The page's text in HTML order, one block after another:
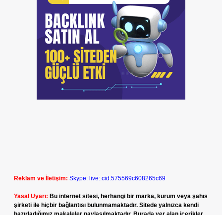
Reklam ve İletişim: Skype: live:.cid.575569c608265c69
Yasal Uyarı: Bu internet sitesi, herhangi bir marka, kurum veya şahıs
şirketi ile hiçbir bağlantısı bulunmamaktadır. Sitede yalnızca kendi